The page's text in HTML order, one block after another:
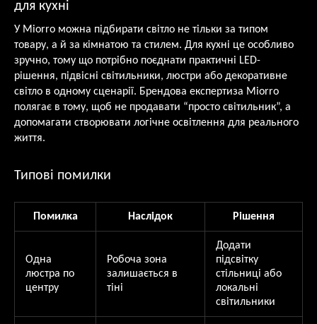
для кухні
У Miorro можна підбирати світло не тільки за типом
товару, а й за кімнатою та стилем. Для кухні це особливо
зручно, тому що потрібно поєднати практичні LED-
рішення, підвісні світильники, люстри або декоративне
світло в одному сценарії. Брендова експертиза Miorro
полягає в тому, щоб не продавати “просто світильник”, а
допомагати створювати логічне освітлення для реального
життя.
Типові помилки
Помилка Наслідок Рішення
Одна
люстра по
центру
Робоча зона
залишається в
тіні
Додати
підсвітку
стільниці або
локальні
світильники